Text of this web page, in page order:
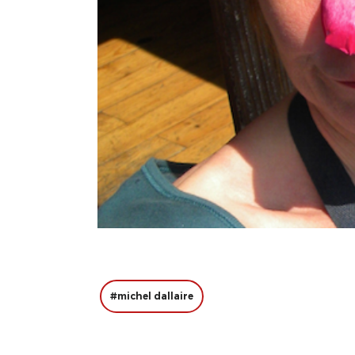
#michel dallaire